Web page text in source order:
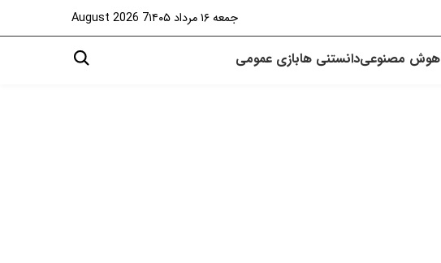
جمعه ۱۶ مرداد ۱۴۰۵ 7 August 2026
هوش مصنوعیدانستنی هابازی عمومی